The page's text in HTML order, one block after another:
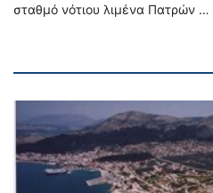
σταθμό νότιου λιμένα Πατρών …